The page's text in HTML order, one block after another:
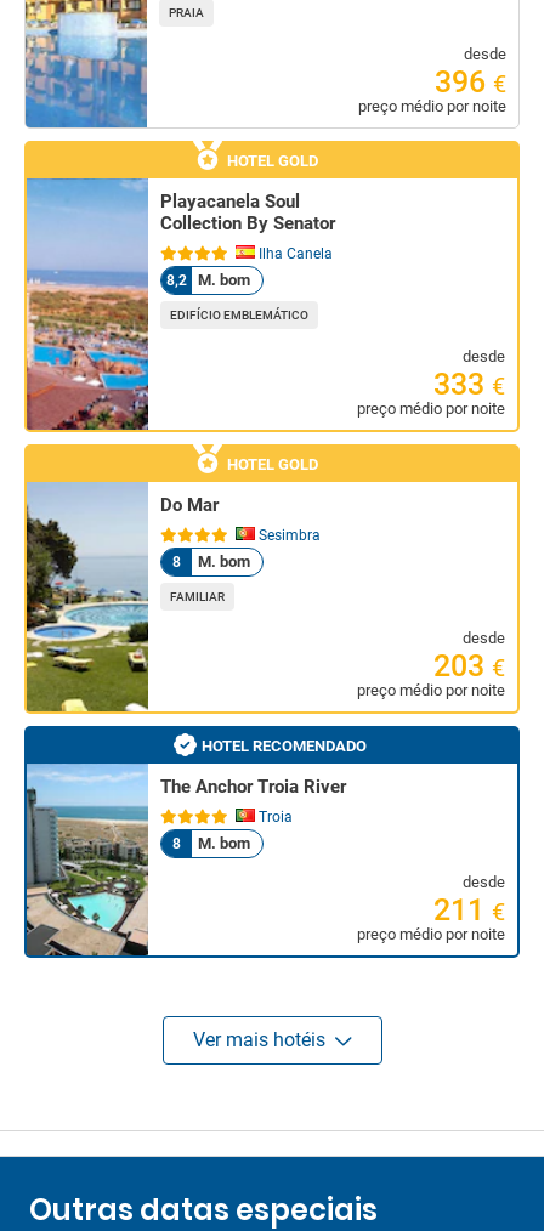
PRAIA
desde
396 €
preço médio por noite
HOTEL GOLD
Playacanela Soul
Collection By Senator
Ilha Canela
8,2
M. bom
EDIFÍCIO EMBLEMÁTICO
desde
333 €
preço médio por noite
HOTEL GOLD
Do Mar
Sesimbra
8
M. bom
FAMILIAR
desde
203 €
preço médio por noite
HOTEL RECOMENDADO
The Anchor Troia River
Troia
8
M. bom
desde
211 €
preço médio por noite
Ver mais hotéis
Outras datas especiais